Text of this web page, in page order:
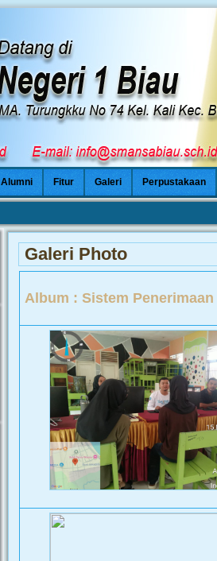
Alumni Fitur Galeri Perpustakaan
Galeri Photo
Album : Sistem Penerimaan